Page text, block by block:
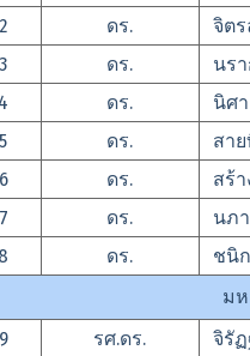
ดร.
จิต
ดร.
นร
ดร.
นิศ
ดร.
สา
ดร.
สร้
ดร.
นภ
ดร.
ชนิ
ม
รศ.ดร. จิรั